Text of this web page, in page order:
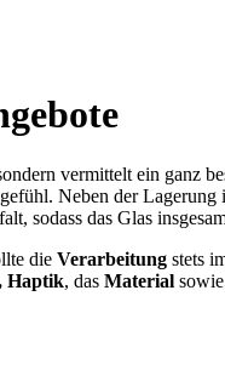
vermittelt ein ganz
Neben der
sodass das Glas
die Verarbeitung stets
Haptik, das Material